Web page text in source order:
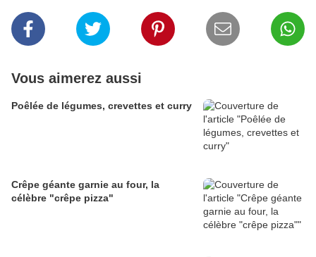
Vous aimerez aussi
Poêlée de légumes, crevettes et curry
Crêpe géante garnie au four, la
célèbre "crêpe pizza"